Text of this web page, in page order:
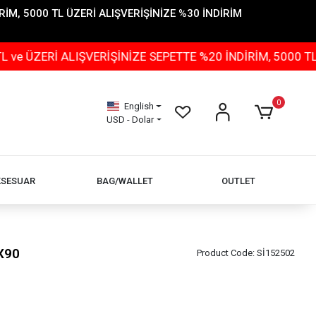
5000 TL ÜZERİ ALIŞVERİŞİNİZE %30 İNDİRİM
ALIŞVERİŞİNİZE SEPETTE %20 İNDİRİM, 5000 TL
English
USD - Dolar
0
BAG/WALLET OUTLET
Product Code: Sİ152502